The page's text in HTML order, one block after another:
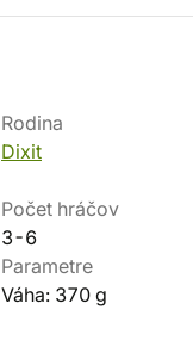
Rodina
Dixit
Počet hráčov
3-6
Parametre
Váha: 370 g